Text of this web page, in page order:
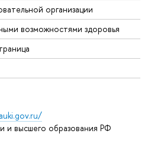
организации
возможностями здоровья
и высшего образования РФ